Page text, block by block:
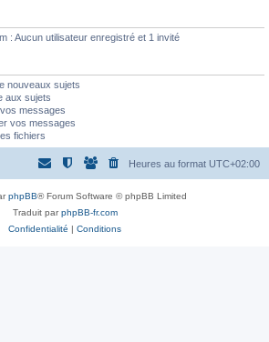
: Aucun utilisateur enregistré et 1 invité
nouveaux sujets
aux sujets
messages
vos messages
fichiers
Heures au format UTC+02:00
phpBB® Forum Software © phpBB Limited
Traduit parphpBB-fr.com
Confidentialité | Conditions